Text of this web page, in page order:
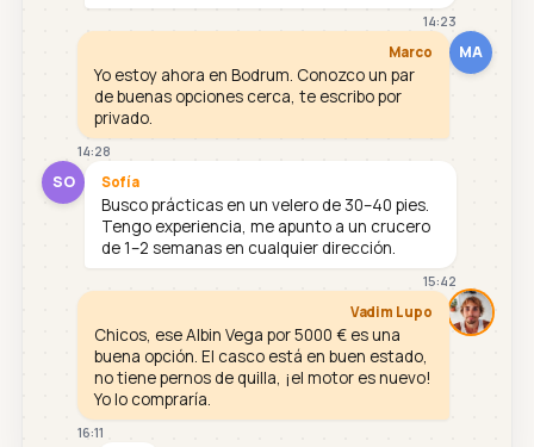
14:23
MA
Marco
Yo estoy ahora en Bodrum. Conozco un par
de buenas opciones cerca, te escribo por
privado.
14:28
SO Sofía
Busco prácticas en un velero de 30–40 pies.
Tengo experiencia, me apunto a un crucero
de 1–2 semanas en cualquier dirección.
15:42
Vadim Lupo
Chicos, ese Albin Vega por 5000 € es una
buena opción. El casco está en buen estado,
no tiene pernos de quilla, ¡el motor es nuevo!
Yo lo compraría.
16:11